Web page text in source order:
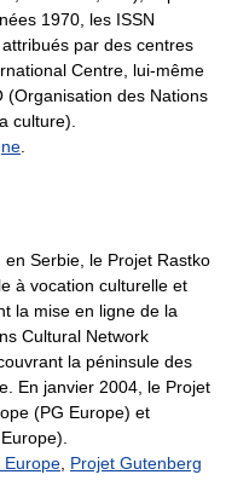
1970, les ISSN
par des centres
Centre, lui-même
(Organisation des Nations
culture).
Serbie, le Projet Rastko
à vocation culturelle et
la mise en ligne de la
Cultural Network
la péninsule des
En janvier 2004, le Projet
(PG Europe) et
Europe Projet Gutenberg